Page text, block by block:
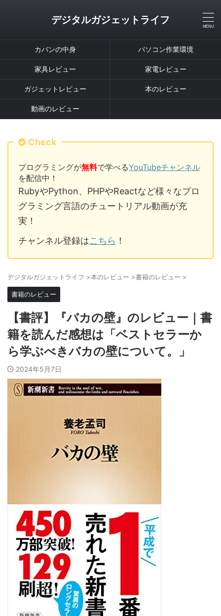
デジタルガジェットライフ
カバンの中身 パソコン作業環境
家具レビュー 家電レビュー
ガジェットレビュー 本のレビュー
動画のレビュー
Check
プログラミングが無料で学べるYouTubeチャンネル
を配信中！
RubyやPython、PHPやReactなど様々なプロ
グラミング言語のチュートリアル動画が充
実！
チャンネル登録はこちら ！
デジタルガジェットライフ >本のレビュー >書籍のレビュー >
書籍のレビュー
【書評】『バカの壁』のレビュー｜書
籍を読んだ感想は「ベストセラーか
ら学ぶべきバカの壁について。」
2024年5月7日